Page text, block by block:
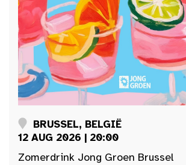
BRUSSEL, BELGIË
12 AUG 2026 | 20:00
Zomerdrink Jong Groen Brussel